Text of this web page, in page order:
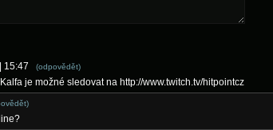
15:47 (odpovědět)
je možné sledovat na http://www.twitch.tv/hitpointcz